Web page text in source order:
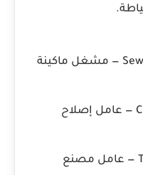
— مشغل ماكينة
— عامل إصلاح
— عامل مصنع